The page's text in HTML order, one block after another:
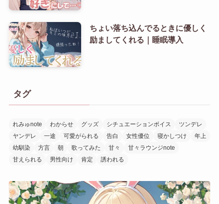
ちょい落ち込んでるときに優しく
励ましてくれる｜睡眠導入
タグ
れみゅnote わからせ グッズ シチュエーションボイス
ツンデレ
ヤンデレ
一途 可愛がられる 告白 女性優位 寝かしつけ
年上
幼馴染
方言 朝 歌ってみた 甘々
甘々ラウンジnote
甘えられる
男性向け 肯定 誘われる